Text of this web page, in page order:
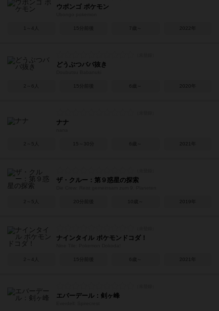
ウボンゴ ポケモン
1～4人 15分前後 7歳～ 2022年
どうぶつババ抜き
2～6人 15分前後 6歳～ 2020年
ナナ
2～5人 15～30分 6歳～ 2021年
ザ・クルー：第９惑星の探索
2～5人 20分前後 10歳～ 2019年
ナインタイル ポケモンドコダ！
2～4人 15分前後 6歳～ 2021年
エバーデール：剣ヶ峰